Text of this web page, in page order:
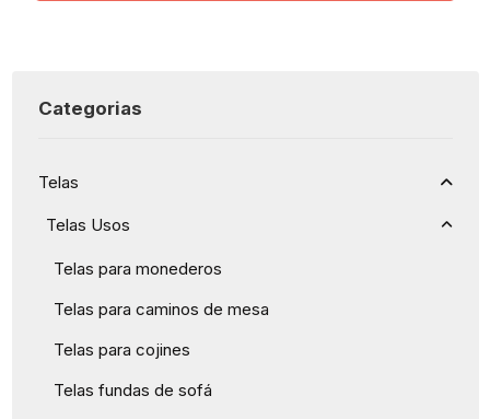
Categorias
Telas
Telas Usos
Telas para monederos
Telas para caminos de mesa
Telas para cojines
Telas fundas de sofá